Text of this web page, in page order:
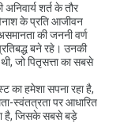
शर्त के तौर
के प्रति आजीवन
की जननी वर्ण
बने रहे। उनकी
जो पितृसत्ता का सबसे
का हमेशा सपना रहा है,
स्वंतत्रता पर आधारित
है, जिसके सबसे बड़े